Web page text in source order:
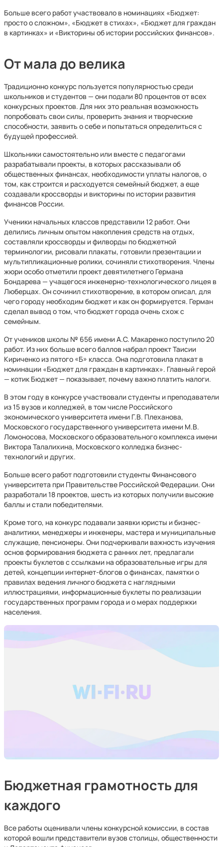
Больше всего работ участвовало в номинациях «Бюджет:
просто о сложном», «Бюджет в стихах», «Бюджет для граждан
в картинках» и «Викторины об истории российских финансов».
От мала до велика
Традиционно конкурс пользуется популярностью среди
школьников и студентов — они подали 80 процентов от всех
конкурсных проектов. Для них это реальная возможность
попробовать свои силы, проверить знания и творческие
способности, заявить о себе и попытаться определиться с
будущей профессией.
Школьники самостоятельно или вместе с педагогами
разрабатывали проекты, в которых рассказывали об
общественных финансах, необходимости уплаты налогов, о
том, как строится и расходуется семейный бюджет, а еще
создавали кроссворды и викторины по истории развития
финансов России.
Ученики начальных классов представили 12 работ. Они
делились личным опытом накопления средств на отдых,
составляли кроссворды и филворды по бюджетной
терминологии, рисовали плакаты, готовили презентации и
мультипликационные ролики, сочиняли стихотворения. Члены
жюри особо отметили проект девятилетнего Германа
Бондарева — учащегося инженерно-технологического лицея в
Люберцах. Он сочинил стихотворение, в котором описал, для
чего городу необходим бюджет и как он формируется. Герман
сделал вывод о том, что бюджет города очень схож с
семейным.
От учеников школы № 656 имени А.С. Макаренко поступило 20
работ. Из них больше всего баллов набрал проект Таисии
Кириченко из пятого «Б» класса. Она подготовила плакат в
номинации «Бюджет для граждан в картинках». Главный герой
— котик Бюджет — показывает, почему важно платить налоги.
В этом году в конкурсе участвовали студенты и преподаватели
из 15 вузов и колледжей, в том числе Российского
экономического университета имени Г.В. Плеханова,
Московского государственного университета имени М.В.
Ломоносова, Московского образовательного комплекса имени
Виктора Талалихина, Московского колледжа бизнес-
технологий и других.
Больше всего работ подготовили студенты Финансового
университета при Правительстве Российской Федерации. Они
разработали 18 проектов, шесть из которых получили высокие
баллы и стали победителями.
Кроме того, на конкурс подавали заявки юристы и бизнес-
аналитики, менеджеры и инженеры, мастера и муниципальные
служащие, пенсионеры. Они подчеркивали важность изучения
основ формирования бюджета с ранних лет, предлагали
проекты буклетов с ссылками на образовательные игры для
детей, концепции интернет-блогов о финансах, памятки о
правилах ведения личного бюджета с наглядными
иллюстрациями, информационные буклеты по реализации
государственных программ города и о мерах поддержки
населения.
Бюджетная грамотность для
каждого
Все работы оценивали члены конкурсной комиссии, в состав
которой вошли представители вузов столицы, общественности